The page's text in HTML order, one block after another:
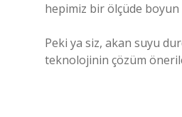
hepimiz bir ölçüde boyun
Peki ya siz, akan suyu
teknolojinin çözüm